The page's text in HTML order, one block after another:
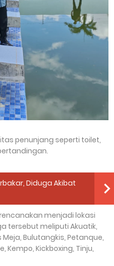
penunjang seperti toilet,
Diduga Akibat
menjadi lokasi
tersebut meliputi Akuatik,
Meja, Bulutangkis, Petanque,
Kempo, Kickboxing, Tinju,